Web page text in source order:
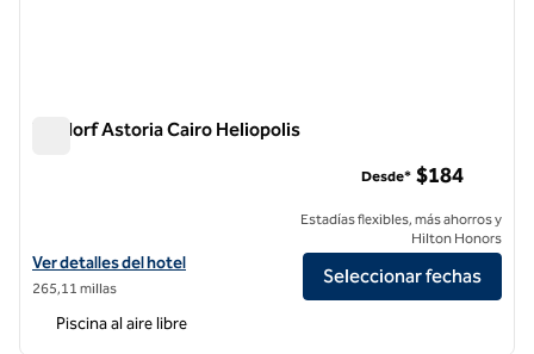
Waldorf Astoria Cairo Heliopolis
Ver detalles del hotel Waldorf Astoria Cairo Heliopolis
Ver detalles del hotel
265,11 millas
Desde* $184
Estadías flexibles, más ahorros y
Hilton Honors
Seleccionar fechas
Piscina al aire libre